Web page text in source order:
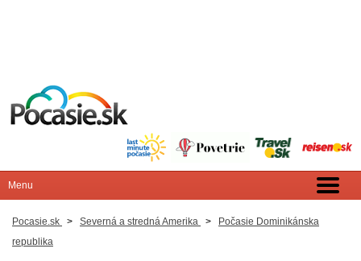
Pocasie.sk > Severná a stredná Amerika >
Počasie Dominikánska
republika